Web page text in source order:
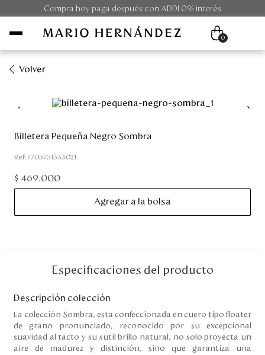
Compra hoy paga después con ADDI 0% interés
Unisex
Viaje
Colecciones
Mi cuenta
Blog
0
Volver
Billetera Pequeña Negro Sombra
:7705751533021
$ 469.000
Agregar a la bolsa
Especificaciones del producto
Descripción colección
La colección Sombra, esta confeccionada en cuero tipo floater
de grano pronunciado, reconocido por su excepcional
suavidad al tacto y su sutil brillo natural, no solo proyecta un
aire de madurez y distinción, sino que garantiza una